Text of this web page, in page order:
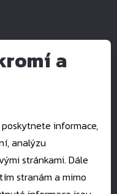
a
informace,
analýzu
stránkami. Dále
stranám a mimo